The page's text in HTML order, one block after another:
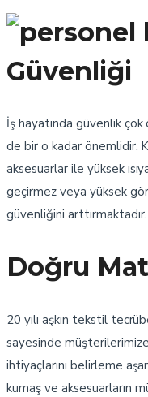
Güvenliği
İş hayatında güvenlik
de bir o kadar önemlidir.
aksesuarlar ile yüksek
geçirmez veya yüksek
güvenliğini arttırmaktadır.
Doğru
20 yılı aşkın tekstil
sayesinde
ihtiyaçlarını belirleme
kumaş ve aksesuarların